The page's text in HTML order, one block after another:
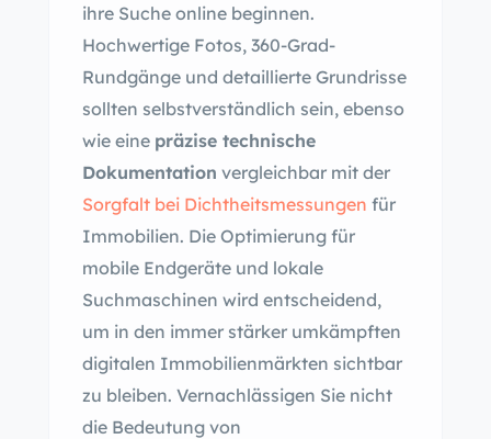
ihre Suche online beginnen.
Hochwertige Fotos, 360-Grad-
Rundgänge und detaillierte Grundrisse
sollten selbstverständlich sein, ebenso
wie eine präzise technische
Dokumentation vergleichbar mit der
Sorgfalt bei Dichtheitsmessungen für
Immobilien. Die Optimierung für
mobile Endgeräte und lokale
Suchmaschinen wird entscheidend,
um in den immer stärker umkämpften
digitalen Immobilienmärkten sichtbar
zu bleiben. Vernachlässigen Sie nicht
die Bedeutung von